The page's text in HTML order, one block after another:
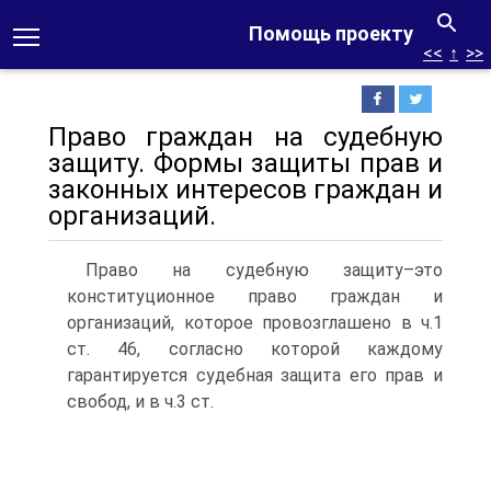
Помощь проекту
<< ↑ >>
Право граждан на судебную
защиту. Формы защиты прав и
законных интересов граждан и
организаций.
Право на судебную защиту–это
конституционное право граждан и
организаций, которое провозглашено в ч.1
ст. 46, согласно которой каждому
гарантируется судебная защита его прав и
свобод, и в ч.3 ст.